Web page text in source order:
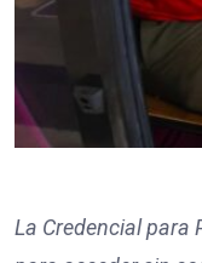
La Credencial para